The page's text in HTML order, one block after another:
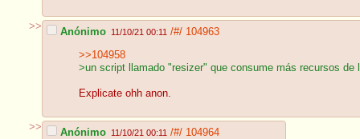
>> Anónimo 11/10/21 00:11 /#/ 104963
>>104958
>un script llamado "resizer" que consume más recursos de
Explicate ohh anon.
>> Anónimo 11/10/21 00:11 /#/ 104964